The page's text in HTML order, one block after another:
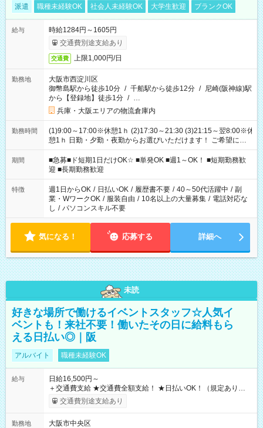
派遣 職種未経験OK 社会人未経験OK 大学生歓迎 ブランクOK
給与
時給1284円～1605円
交通費別途支給あり
交通費 上限1,000円/日
勤務地
大阪市西淀川区
御幣島駅から徒歩10分 / 千船駅から徒歩12分 / 尼崎(阪神線)駅
から【登録地】徒歩1分 / …
兵庫・大阪エリアの物流倉庫内
勤務時間
(1)9:00～17:00※休憩1ｈ (2)17:30～21:30 (3)21:15～翌8:00※休
憩1ｈ 日勤・夕勤・夜勤からお選びいただけます！ ご希望に合
わせて働けるお仕事です(*^^*) 【その他選べる勤務時間】 8-17
時/9-17時/9-18時/10-18時/11-21時/18-22時/20-翌4時/21-翌5
時/22-翌6時/0-翌8時 ご自身のご都合で選んで頂ける完全自由シ
フト！
期間
■急募■ド短期1日だけOK☆ ■単発OK ■週1～OK！ ■短期勤務歓
迎 ■長期勤務歓迎
特徴 週1日からOK / 日払いOK / 履歴書不要 / 40～50代活躍中 / 副
業・WワークOK / 服装自由 / 10名以上の大量募集 / 電話対応な
し / パソコンスキル不要
気になる！ 応募する 詳細へ
未読
好きな場所で働けるイベントスタッフ☆人気イ
ベントも！来社不要！働いたその日に給料もら
える日払い◎｜阪
アルバイト 職種未経験OK
給与
日給16,500円～
＋交通費支給 ★交通費全額支給！ ★日払いOK！（規定あり） ┗
働いたその日に現金GET♪ お仕事後はコンビニATMから 日払
交通費別途支給あり
勤務地
大阪市中央区